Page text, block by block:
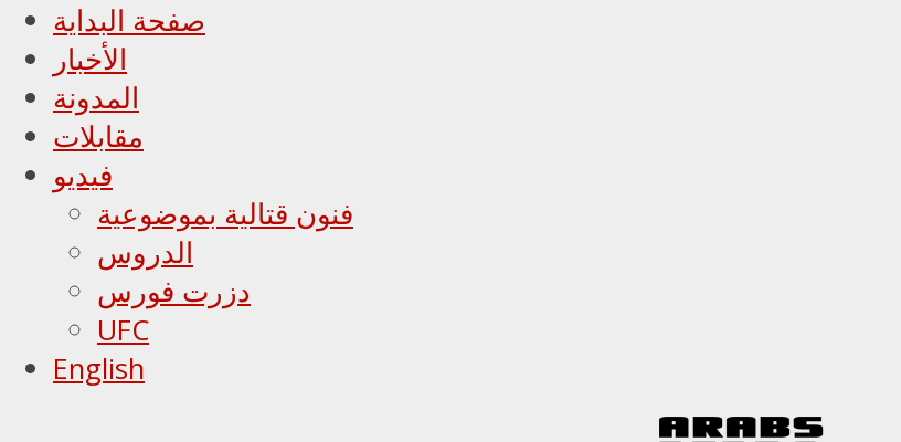
صفحة البداية
الأخبار
المدونة
مقابلات
فيديو
فنون قتالية بموضوعية
الدروس
دزرت فورس
UFC
English